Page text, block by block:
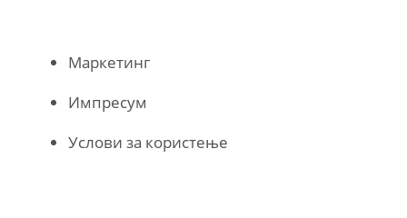
Маркетинг
Импресум
Услови за користење